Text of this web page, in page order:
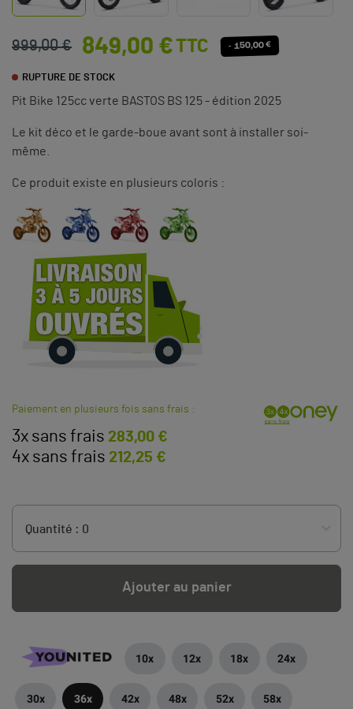
999,00 € 849,00 €TTC - 150,00 €
RUPTURE DE STOCK
Pit Bike 125cc verte BASTOS BS 125 - édition 2025
Le kit déco et le garde-boue avant sont à installer soi-
même.
Ce produit existe en plusieurs coloris :
Paiement en plusieurs fois sans frais :
3x sans frais 283,00 €
4x sans frais 212,25 €
Ajouter au panier
10x 12x 18x 24x
30x 36x 42x 48x 52x 58x